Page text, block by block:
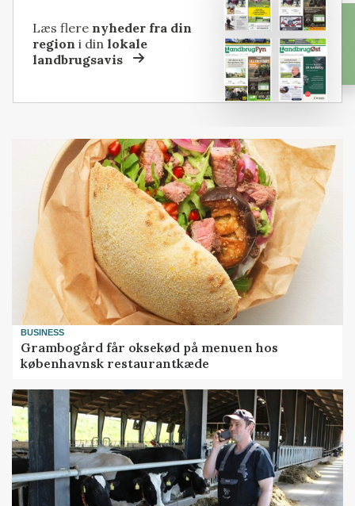
Læs flere nyheder fra din
region i dinlokale
landbrugsavis
BUSINESS
Grambogård får oksekød på menuen hos
københavnsk restaurantkæde